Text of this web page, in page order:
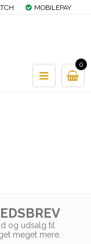
MOBILEPAY
0
og udsalg til
meget mere.